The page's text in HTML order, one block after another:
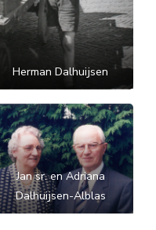
Herman Dalhuijsen
Jan sr. en Adriana
Dalhuijsen-Alblas